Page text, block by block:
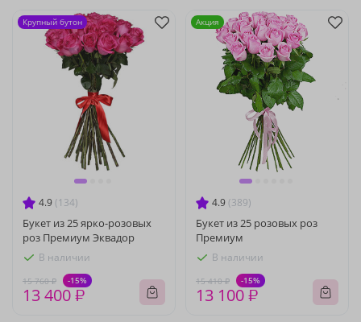
4.9 (134)
Букет из 25 ярко-розовых
роз Премиум Эквадор
В наличии
15 760 ₽ -15%
13 400 ₽
Крупный бутон
4.9 (389)
Букет из 25 розовых роз
Премиум
В наличии
15 410 ₽ -15%
13 100 ₽
Акция